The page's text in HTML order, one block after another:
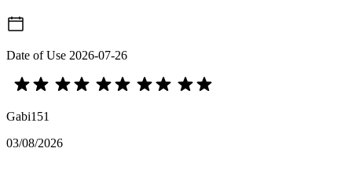
Date of Use 2026-07-26
Gabi151
03/08/2026